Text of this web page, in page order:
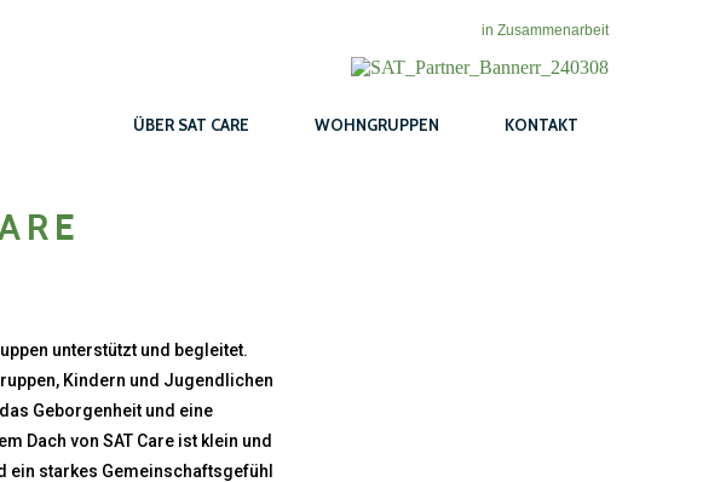
in Zusammenarbeit
ÜBER SAT CARE WOHNGRUPPEN KONTAKT
unterstützt und begleitet.
Kindern und Jugendlichen
Geborgenheit und eine
Dach von SAT Care ist klein und
starkes Gemeinschaftsgefühl